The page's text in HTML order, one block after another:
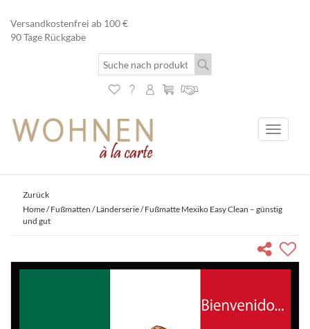
Versandkostenfrei ab 100 €
90 Tage Rückgabe
Toggle
Zurück
Home/Fußmatten /Länderserie/ Fußmatte Mexiko Easy Clean – günstig
und gut